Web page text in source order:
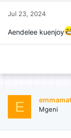
Jul 23, 2024
Aendelee kuenjoy
E Mgeni